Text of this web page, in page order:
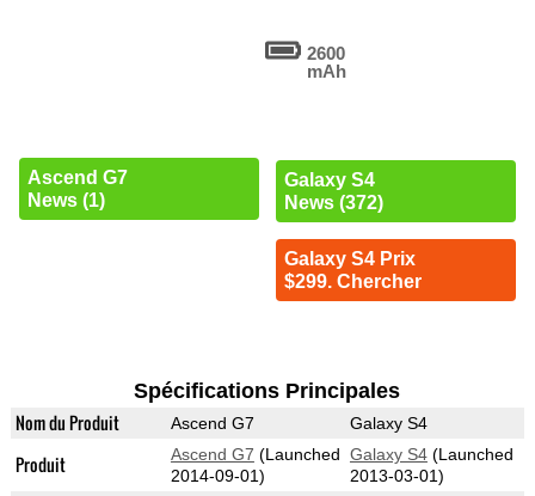
Ascend G7
News (1)
2600
mAh
Galaxy S4
News (372)
Galaxy S4 Prix
$299. Chercher
Spécifications Principales
Nom du Produit Ascend G7 Galaxy S4
Produit Ascend G7 (Launched
2014-09-01)
Galaxy S4(Launched
2013-03-01)